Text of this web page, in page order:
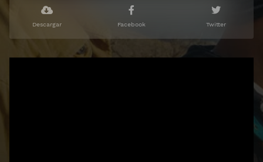
Descargar Facebook Twitter